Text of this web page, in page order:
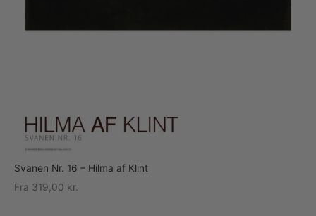
Svanen Nr. 16 – Hilma af Klint
Fra 319,00 kr.